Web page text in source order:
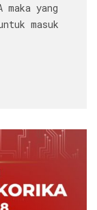
yang
masuk